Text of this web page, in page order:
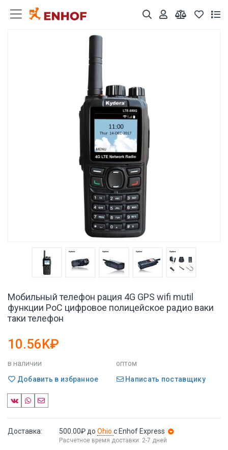
Мобильный телефон рация 4G GPS wifi mutil
функции PoC цифровое полицейское радио ваки
таки телефон
10.56K₽
в наличии
оптом
Добавить в избранное
Написать поставщику
Доставка: 500.00₽ до Ohio с Enhof Express
Расчетное время доставки: 2-7 дней